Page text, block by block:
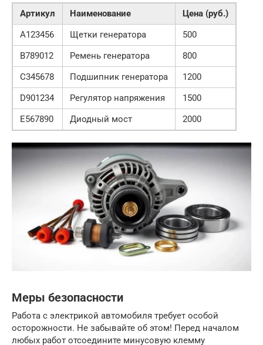
Артикул Наименование
Цена (руб.)
A123456
Щетки генератора
500
B789012
Ремень генератора
800
C345678
Подшипник генератора
1200
D901234
Регулятор напряжения
1500
E567890
Диодный мост 2000
Меры безопасности
Работа с электрикой автомобиля требует особой
осторожности. Не забывайте об этом! Перед началом
любых работ отсоедините минусовую клемму